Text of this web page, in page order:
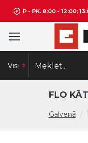
P - PK. 8:00 - 12:00;
Visi
Galvenā
FLO